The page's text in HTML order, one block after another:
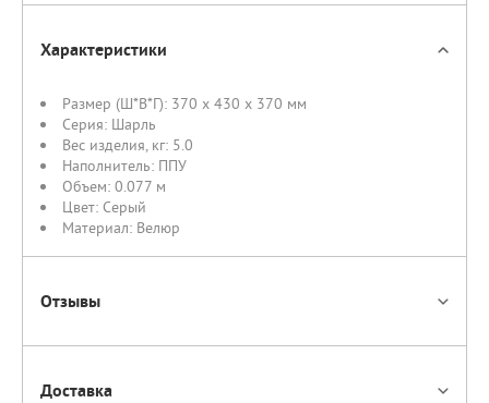
Характеристики
Размер (Ш*В*Г): 370 x 430 x 370 мм
Серия: Шарль
Вес изделия, кг: 5.0
Наполнитель: ППУ
Объем: 0.077 м
Цвет: Серый
Материал: Велюр
Отзывы
Доставка